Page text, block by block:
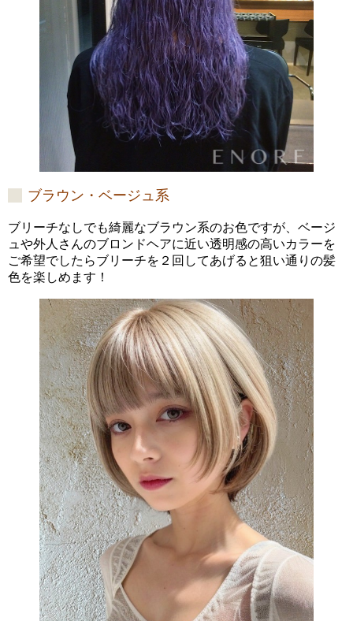
ブラウン・ベージュ系
ブリーチなしでも綺麗なブラウン系のお色ですが、ベージ
ュや外人さんのブロンドヘアに近い透明感の高いカラーを
ご希望でしたらブリーチを２回してあげると狙い通りの髪
色を楽しめます！